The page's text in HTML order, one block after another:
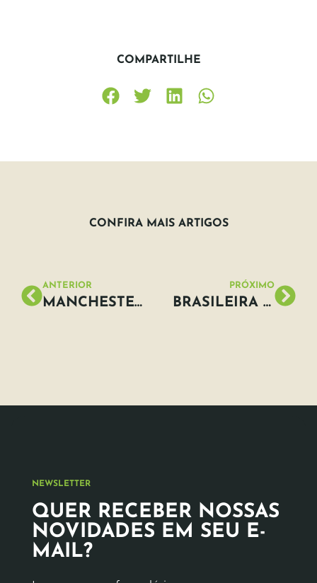
COMPARTILHE
CONFIRA MAIS ARTIGOS
ANTERIOR
MANCHESTER VAI PLANTAR 3 MILHÕES DE ÁRVORES PARA MUDAR PASSADO INDUSTRIAL
PRÓXIMO
BRASILEIRA GANHA PRÊMIO INTERNACIONAL DE INOVAÇÃO E SUSTENTABILIDADE NA SUÉCIA
NEWSLETTER
QUER RECEBER NOSSAS
NOVIDADES EM SEU E-
MAIL?